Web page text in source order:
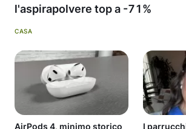
l'aspirapolvere top a -71%
CASA
AirPods 4, minimo storico
I